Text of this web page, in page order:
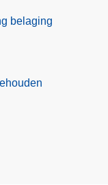
belaging